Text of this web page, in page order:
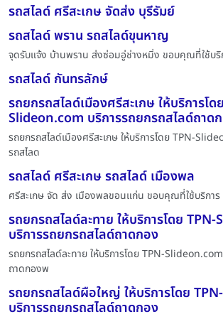
รถสไลด์ ศรีสะเกษ จัดส่ง บุรีรัมย์
รถสไลด์ พราน รถสไลด์ขุนหาญ
จุดรับแจ้ง บ้านพราน ส่งซ่อมอู่ช่างหมิ่ง ขอบคุณที่ใช้บริ
รถสไลด์ กันทรลักษ์
รถยกรถสไลด์เมืองศรีสะเกษ ให้บริการโด
Slideon.com บริการรถยกรถสไลด์ถาด
รถยกรถสไลด์เมืองศรีสะเกษ ให้บริการโดย TPN-
รถสไลด
รถสไลด์ ศรีสะเกษ รถสไลด์ เมืองพล
ศรีสะเกษ จัด ส่ง เมืองพลขอนแก่น ขอบคุณที่ใช้บริการ
รถยกรถสไลด์ละทาย ให้บริการโดย
บริการรถยกรถสไลด์ถาดกอง
รถยกรถสไลด์ละทาย ให้บริการโดย TPN-
ถาดกองพ
รถยกรถสไลด์ผือใหญ่ ให้บริการโดย
บริการรถยกรถสไลด์ถาดกอง